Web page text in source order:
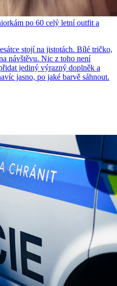
po 60 celý letní outfit a
stojí na jistotách. Bílé tričko,
návštěvu. Nic z toho není
jediný výrazný doplněk a
jasno, po jaké barvě sáhnout.